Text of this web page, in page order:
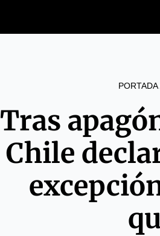
PORTADA
Tras
Chile